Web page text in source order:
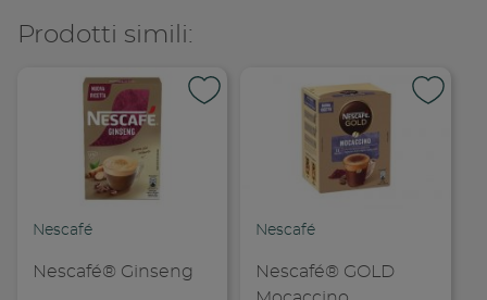
Prodotti simili:
Nescafé
Nescafé® Ginseng
Nescafé
Nescafé® GOLD